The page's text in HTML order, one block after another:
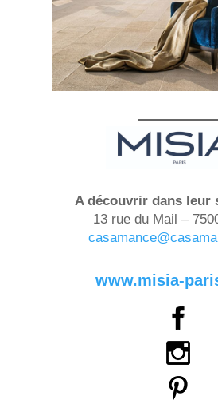
A découvrir dans leur
13 rue du Mail –
www.misia-